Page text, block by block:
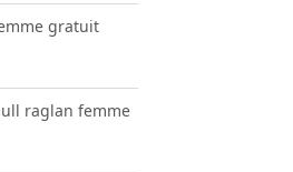
gratuit
raglan femme